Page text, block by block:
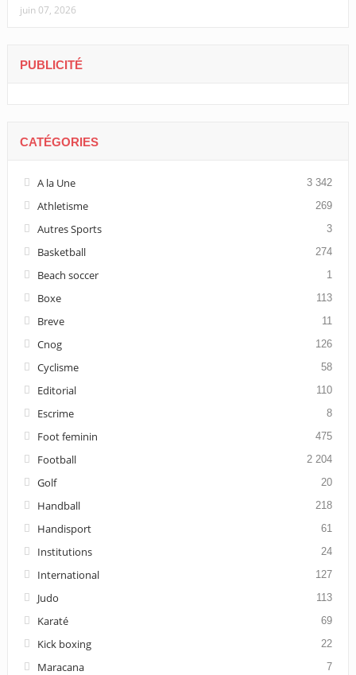
juin 07, 2026
PUBLICITÉ
CATÉGORIES
A la Une 3 342
Athletisme 269
Autres Sports 3
Basketball 274
Beach soccer 1
Boxe 113
Breve 11
Cnog 126
Cyclisme 58
Editorial 110
Escrime 8
Foot feminin 475
Football 2 204
Golf 20
Handball 218
Handisport 61
Institutions 24
International 127
Judo 113
Karaté 69
Kick boxing 22
Maracana 7